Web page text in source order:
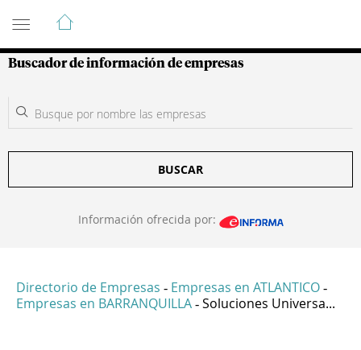
Guía de Empresas Colombianas
Buscador de información de empresas
BUSCAR
Información ofrecida por:
Directorio de Empresas - Empresas en ATLANTICO -
Empresas en BARRANQUILLA - Soluciones Universa...